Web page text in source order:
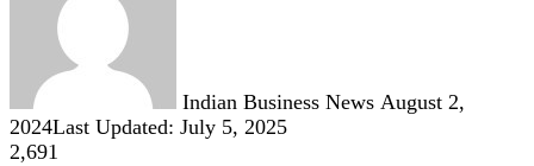
Indian Business News August 2,
2024Last Updated: July 5, 2025
2,691